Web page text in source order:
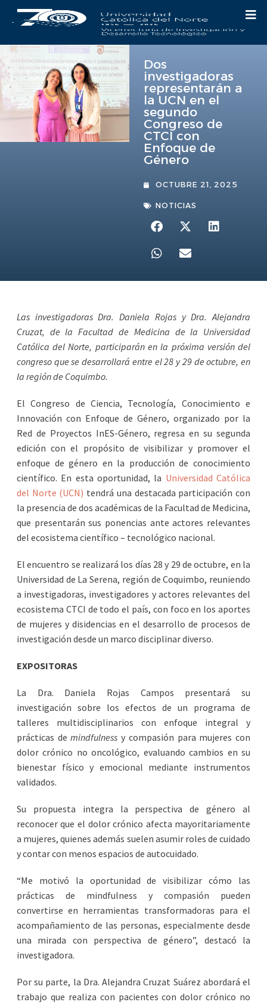
Dos
investigadoras
representarán a
la UCN en el
segundo
Congreso de
CTCI con
Enfoque de
Género
OCTUBRE 21, 2025
NOTICIAS
Las investigadoras Dra. Daniela Rojas y Dra. Alejandra
Cruzat, de la Facultad de Medicina de la Universidad
Católica del Norte, participarán en la próxima versión del
congreso que se desarrollará entre el 28 y 29 de octubre, en
la región de Coquimbo.
El Congreso de Ciencia, Tecnología, Conocimiento e
Innovación con Enfoque de Género, organizado por la
Red de Proyectos InES-Género, regresa en su segunda
edición con el propósito de visibilizar y promover el
enfoque de género en la producción de conocimiento
científico. En esta oportunidad, la Universidad Católica
del Norte (UCN) tendrá una destacada participación con
la presencia de dos académicas de la Facultad de Medicina,
que presentarán sus ponencias ante actores relevantes
del ecosistema científico – tecnológico nacional.
El encuentro se realizará los días 28 y 29 de octubre, en la
Universidad de La Serena, región de Coquimbo, reuniendo
a investigadoras, investigadores y actores relevantes del
ecosistema CTCI de todo el país, con foco en los aportes
de mujeres y disidencias en el desarrollo de procesos de
investigación desde un marco disciplinar diverso.
EXPOSITORAS
La Dra. Daniela Rojas Campos presentará su
investigación sobre los efectos de un programa de
talleres multidisciplinarios con enfoque integral y
prácticas demindfulness y compasión para mujeres con
dolor crónico no oncológico, evaluando cambios en su
bienestar físico y emocional mediante instrumentos
validados.
Su propuesta integra la perspectiva de género al
reconocer que el dolor crónico afecta mayoritariamente
a mujeres, quienes además suelen asumir roles de cuidado
y contar con menos espacios de autocuidado.
“Me motivó la oportunidad de visibilizar cómo las
prácticas de mindfulness y compasión pueden
convertirse en herramientas transformadoras para el
acompañamiento de las personas, especialmente desde
una mirada con perspectiva de género”, destacó la
investigadora.
Por su parte, la Dra. Alejandra Cruzat Suárez abordará el
trabajo que realiza con pacientes con dolor crónico no